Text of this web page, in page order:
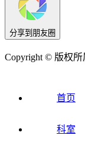
分享到朋友圈
Copyright © 版权
首页
科室